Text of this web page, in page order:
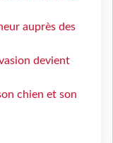
auprès des
devient
chien et son